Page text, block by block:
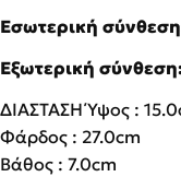
Εσωτερική
Εξωτερική
ΔΙΑΣΤΑΣΗ Ύψος :
Φάρδος : 27.0cm
Βάθος : 7.0cm